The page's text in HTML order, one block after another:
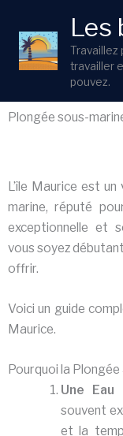
contenu
Les
Travaillez
travailler
pouvez.
Plongée sous-
L’île Maurice est
marine, réputé
exceptionnelle et
vous soyez
offrir.
Voici un guide
Maurice.
Pourquoi la Plongée
Une Eau
souvent
et la